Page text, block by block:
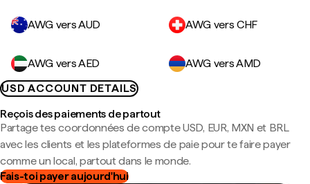
AWG vers AUD AWG vers CHF
AWG vers AED
AWG vers AMD
USD ACCOUNT DETAILS
Reçois des paiements de partout
Partage tes coordonnées de compte USD, EUR, MXN et BRL
avec les clients et les plateformes de paie pour te faire payer
comme un local, partout dans le monde.
Fais-toi payer aujourd'hui